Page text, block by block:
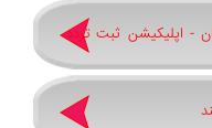
- اپلیکیشن ثبت تردد